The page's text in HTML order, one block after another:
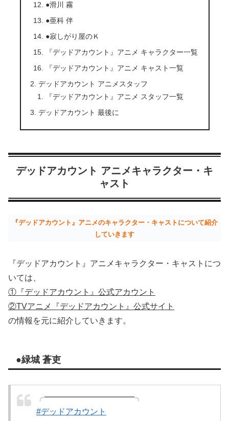
●滑川 霧
●亜科 伴
●寂しがり屋のＫ
『デッドアカウント』アニメ キャラクター一覧
『デッドアカウント』アニメ キャスト一覧
デッドアカウント アニメスタッフ
『デッドアカウント』アニメ スタッフ一覧
デッドアカウント 最後に
デッドアカウント アニメキャラクター・キ
ャスト
『デッドアカウント』アニメのキャラクター・キャストについて紹介
していきます
『デッドアカウント』アニメキャラクター・キャストにつ
いては、
①『デッドアカウント』公式アカウント
②TVアニメ『デッドアカウント』公式サイト
の情報を元に紹介していきます。
●緑城 蒼吏
╭━━━━━━━━━━━╮
#デッドアカウント